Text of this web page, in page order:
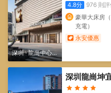
深圳·龍崗中心
區/大運新城
4.8分 976則評
豪華大床房
充電）
永安優惠
深圳龍崗坤